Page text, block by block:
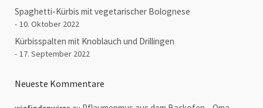
Spaghetti-Kürbis mit vegetarischer Bolognese
10. Oktober 2022
Kürbisspalten mit Knoblauch und Drillingen
17. September 2022
Neueste Kommentare